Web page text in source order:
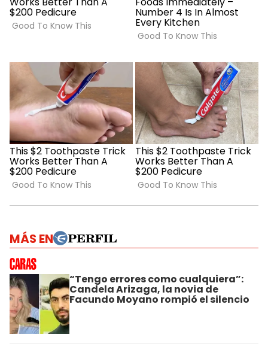
MÁS EN
“Tengo errores como cualquiera”:
Candela Arizaga, la novia de
Facundo Moyano rompió el silencio